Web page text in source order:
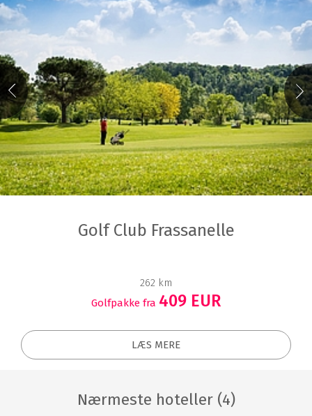
Golf Club Frassanelle
262 km
Golfpakke fra 409 EUR
LÆS MERE
Nærmeste hoteller (4)